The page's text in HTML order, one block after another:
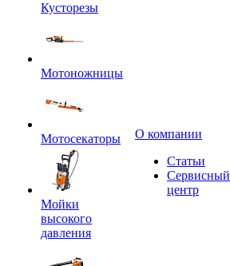
Кусторезы
Мотоножницы
Мотосекаторы
Мойки
высокого
давления
O компании
Статьи
Сервисный
центр